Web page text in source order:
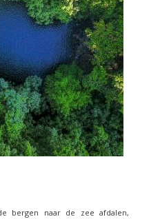
bergen naar de zee afdalen,